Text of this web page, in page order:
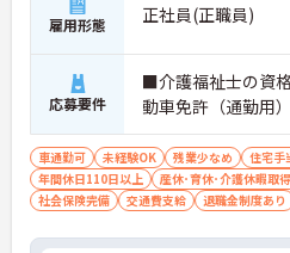
雇用形態 正社員(正職員)
応募要件
■介護福祉士の資
動車免許（通勤用
車通勤可 未経験OK 残業少なめ 住宅手
年間休日110日以上
産休･育休･介護休暇取
社会保険完備
交通費支給 退職金制度あり